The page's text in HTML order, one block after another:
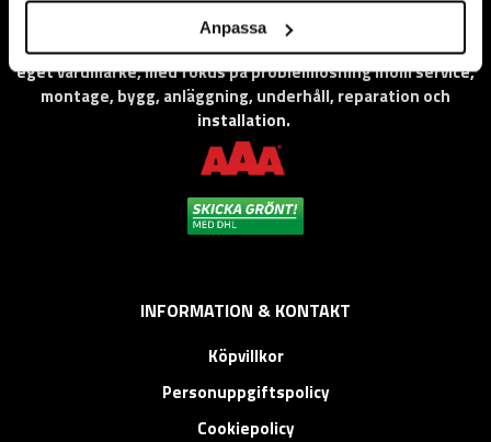
Anpassa
Vi levererar högkvalitativa ”produkter för proffs”, under
eget varumärke, med fokus på problemlösning inom service,
montage, bygg, anläggning, underhåll, reparation och
installation.
INFORMATION & KONTAKT
Köpvillkor
Personuppgiftspolicy
Cookiepolicy